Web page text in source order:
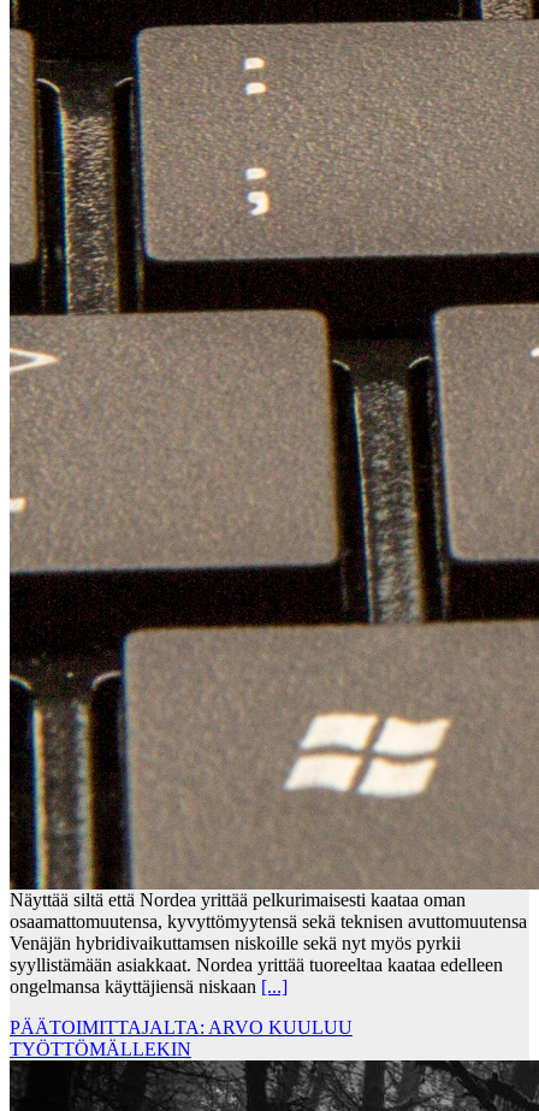
Näyttää siltä että Nordea yrittää pelkurimaisesti kaataa oman
osaamattomuutensa, kyvyttömyytensä sekä teknisen avuttomuutensa
Venäjän hybridivaikuttamsen niskoille sekä nyt myös pyrkii
syyllistämään asiakkaat. Nordea yrittää tuoreeltaa kaataa edelleen
ongelmansa käyttäjiensä niskaan [...]
PÄÄTOIMITTAJALTA: ARVO KUULUU
TYÖTTÖMÄLLEKIN